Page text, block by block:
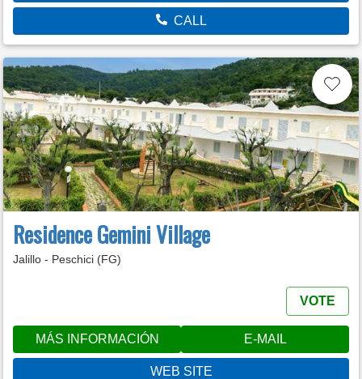
CALL
Residence Gemini Village
Jalillo - Peschici (FG)
VOTE
MÁS INFORMACIÓN E-MAIL
WEB SITE